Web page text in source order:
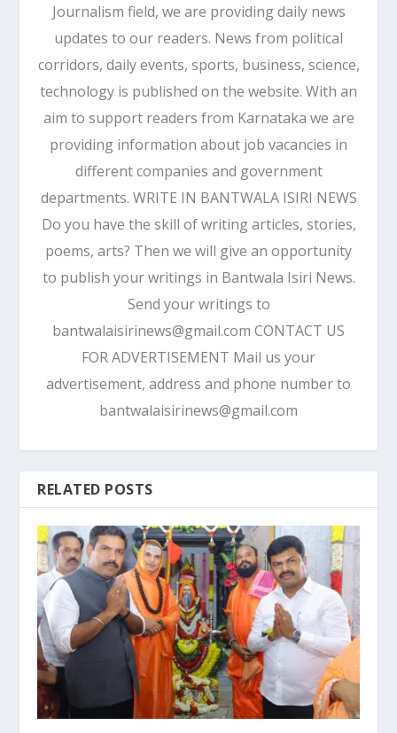
Journalism field, we are providing daily news
updates to our readers. News from political
corridors, daily events, sports, business, science,
technology is published on the website. With an
aim to support readers from Karnataka we are
providing information about job vacancies in
different companies and government
departments. WRITE IN BANTWALA ISIRI NEWS
Do you have the skill of writing articles, stories,
poems, arts? Then we will give an opportunity
to publish your writings in Bantwala Isiri News.
Send your writings to
bantwalaisirinews@gmail.com CONTACT US
FOR ADVERTISEMENT Mail us your
advertisement, address and phone number to
bantwalaisirinews@gmail.com
RELATED POSTS